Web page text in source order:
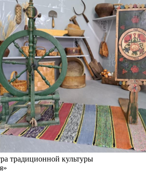
традиционной культуры